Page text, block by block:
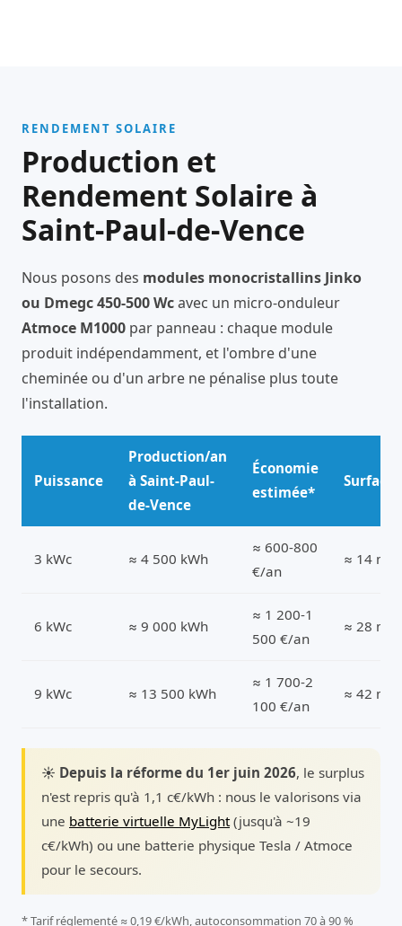
RENDEMENT SOLAIRE
Production et
Rendement Solaire à
Saint-Paul-de-Vence
Nous posons des modules monocristallins Jinko
ou Dmegc 450-500 Wcavec un micro-onduleur
Atmoce M1000 par panneau : chaque module
produit indépendamment, et l'ombre d'une
cheminée ou d'un arbre ne pénalise plus toute
l'installation.
Puissance
Production/an
à Saint-Paul-
de-Vence
Économie
estimée*
Surface
3 kWc ≈ 4 500 kWh
≈ 600-800
€/an
≈ 14 m²
6 kWc ≈ 9 000 kWh
≈ 1 200-1
500 €/an
≈ 28 m²
9 kWc ≈ 13 500 kWh
≈ 1 700-2
100 €/an
≈ 42 m²
☀️ Depuis la réforme du 1er juin 2026, le surplus
n'est repris qu'à 1,1 c€/kWh : nous le valorisons via
une batterie virtuelle MyLight(jusqu'à ~19
c€/kWh) ou une batterie physique Tesla / Atmoce
pour le secours.
* Tarif réglementé ≈ 0,19 €/kWh, autoconsommation 70 à 90 %